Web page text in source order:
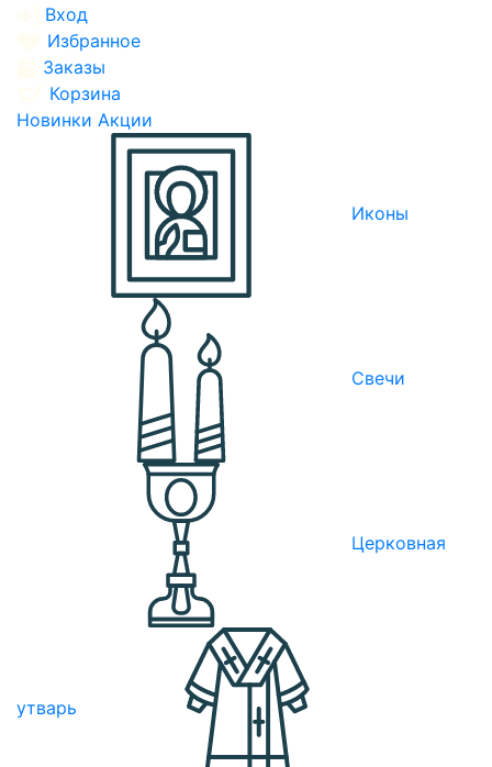
Вход
Избранное
Заказы
Корзина
Новинки Акции
Иконы
Свечи
Церковная
утварь